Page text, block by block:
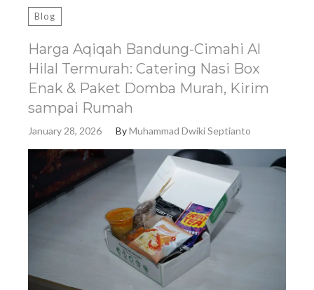
Blog
Harga Aqiqah Bandung-Cimahi Al
Hilal Termurah: Catering Nasi Box
Enak & Paket Domba Murah, Kirim
sampai Rumah
January 28, 2026 ByMuhammad Dwiki Septianto